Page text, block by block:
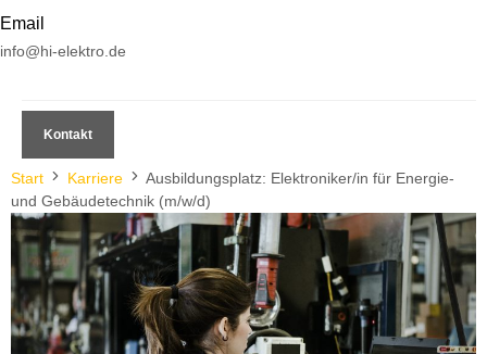
Email
info@hi-elektro.de
Kontakt
Start Karriere
Ausbildungsplatz: Elektroniker/in für Energie-
und Gebäudetechnik (m/w/d)